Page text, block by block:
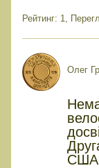
Рейтинг: 1,
Олег
США